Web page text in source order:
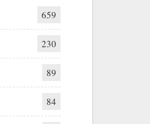
659
230
89
84